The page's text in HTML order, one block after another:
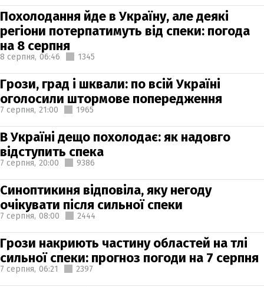
Похолодання йде в Україну, але деякі
регіони потерпатимуть від спеки: погода
на 8 серпня
8 серпня, 06:46 1345
Грози, град і шквали: по всій Україні
оголосили штормове попередження
7 серпня, 21:00 1965
В Україні дещо похолодає: як надовго
відступить спека
7 серпня, 20:00 9386
Синоптикиня відповіла, яку негоду
очікувати після сильної спеки
7 серпня, 08:00 2444
Грози накриють частину областей на тлі
сильної спеки: прогноз погоди на 7 серпня
7 серпня, 06:21 2397